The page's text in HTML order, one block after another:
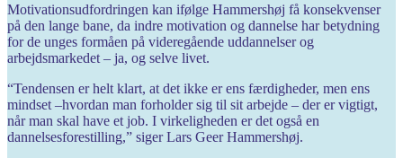
Motivationsudfordringen kan ifølge Hammershøj få konsekvenser
på den lange bane, da indre motiva­tion og dannelse har betydning
for de unges formåen på videregående uddannelser og
arbejdsmarkedet – ja, og selve livet.
“Tendensen er helt klart, at det ikke er ens færdigheder, men ens
mindset –hvordan man forholder sig til sit arbejde – der er vigtigt,
når man skal have et job. I virkeligheden er det også en
dannelsesforestilling,” siger Lars Geer Hammershøj.